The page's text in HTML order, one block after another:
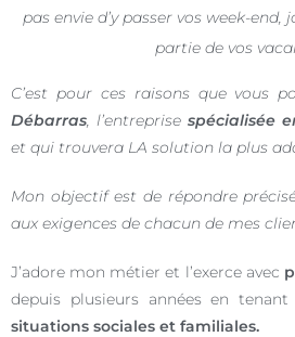
pas envie d’y passer vos week-
partie de vos
C’est pour ces raisons que vous
Débarras , l’entreprise spécialisée
et qui trouvera LA solution la plus
Mon objectif est de répondre
aux exigences de chacun de mes
J’adore mon métier et l’exerce avec
depuis plusieurs années en
situations sociales et familiales.